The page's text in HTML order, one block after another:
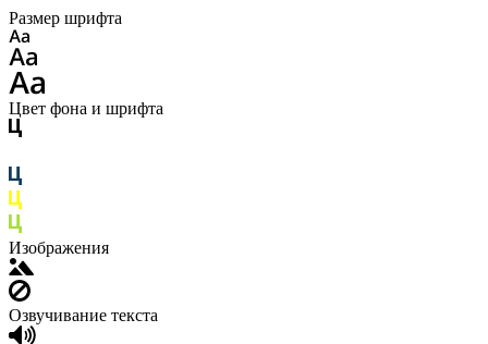
Размер шрифта
Цвет фона и шрифта
Изображения
Озвучивание текста